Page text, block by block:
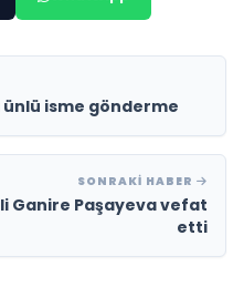
isme gönderme
SONRAKI HABER
Ganire Paşayeva vefat
etti